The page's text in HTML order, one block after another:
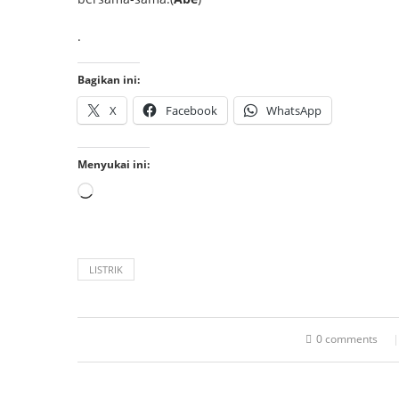
.
Bagikan ini:
X Facebook WhatsApp
Menyukai ini:
LISTRIK
0 comments